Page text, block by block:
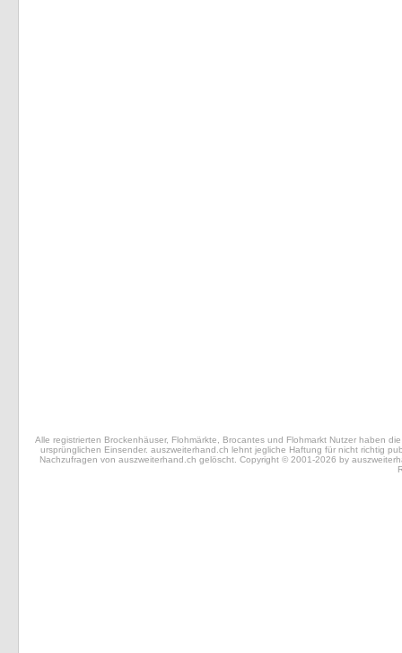
Alle registrierten Brockenhäuser, Flohmärkte, Brocantes und Flohmarkt Nutzer haben
ursprünglichen Einsender. auszweiterhand.ch lehnt jegliche Haftung für nicht richtig
Nachzufragen von auszweiterhand.ch gelöscht. Copyright © 2001-2026 by